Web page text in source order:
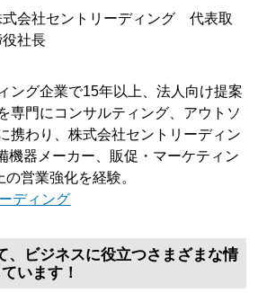
式会社セントリーディング 代表取
役社長
ング企業で15年以上、法人向け提案
専門にコンサルティング、アウトソ
携わり、株式会社セントリーディン
機器メーカー、販促・マーケティン
営業強化を経験。
ディング
、ビジネスに役立つさまざまな情
います！